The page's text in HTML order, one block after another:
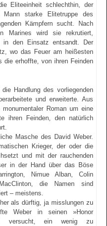
Eliteeinheit schlechthin, der
starke Elitetruppe des
Kämpfern sucht. Nach
Marines wird sie rekrutiert,
in den Einsatz entsandt. Der
wo das Feuer am heißesten
die erhoffte, von ihren Feinden
Handlung des vorliegenden
und erweiterte. Aus
Roman um eine
ihren Feinden, den natürlich
Masche des David Weber.
Krieger, der oder die
und mit der rauchenden
in der Hand über das Böse
Nimue Alban, Colin
die Namen sind
– meistens.
als dürftig, ja misslungen zu
Weber in seinen »Honor
versucht, ein wenig zu